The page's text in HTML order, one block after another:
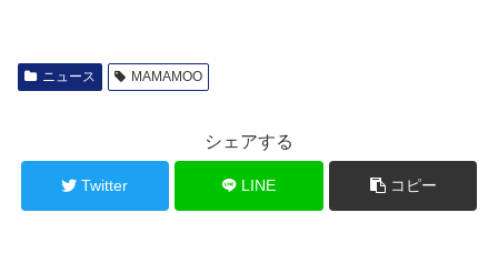
ニュース MAMAMOO
シェアする
Twitter LINE コピー